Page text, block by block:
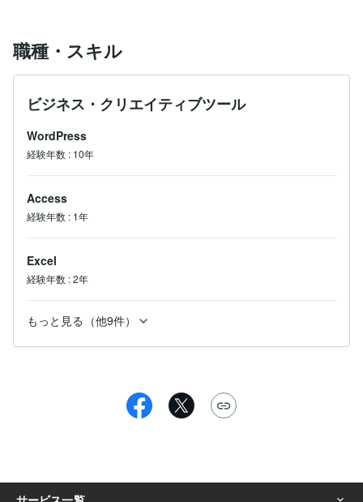
職種・スキル
ビジネス・クリエイティブツール
WordPress
経験年数 : 10年
Access
経験年数 : 1年
Excel
経験年数 :2年
もっと見る（他9件）